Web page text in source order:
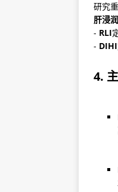
研究
肝浸
- RLI
- DIHI
4.